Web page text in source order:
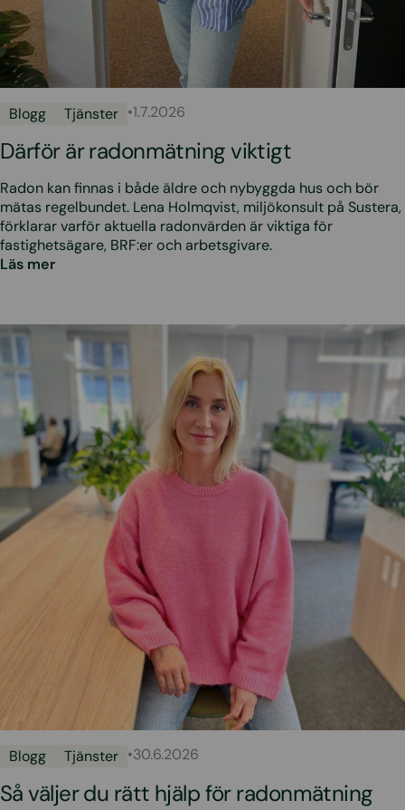
Blogg Tjänster •1.7.2026
Därför är radonmätning viktigt
Radon kan finnas i både äldre och nybyggda hus och bör
mätas regelbundet. Lena Holmqvist, miljökonsult på Sustera,
förklarar varför aktuella radonvärden är viktiga för
fastighetsägare, BRF:er och arbetsgivare.
Läs mer
Blogg Tjänster •30.6.2026
Så väljer du rätt hjälp för radonmätning